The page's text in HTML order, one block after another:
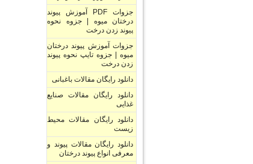
جزوات PDF آموزش پیوند
درختان میوه | جزوه نحوه
پیوند زدن درخت
جزوات آموزش پیوند درختان
میوه | جزوه تایپ نحوه پیوند
زدن درخت
دانلود رایگان مقالات باغبانی
دانلود رایگان مقالات صنایع
غذایی
دانلود رایگان مقالات محیط
زیست
دانلود رایگان مقالات پیوند و
معرفی انواع پیوند درختان